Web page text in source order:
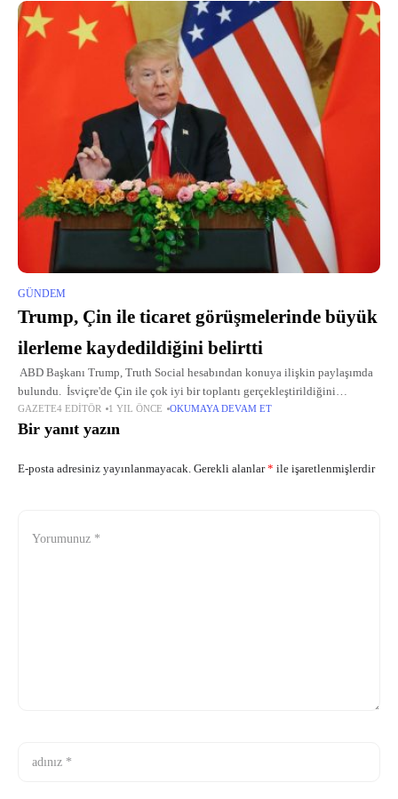
GÜNDEM
Trump, Çin ile ticaret görüşmelerinde büyük
ilerleme kaydedildiğini belirtti
ABD Başkanı Trump, Truth Social hesabından konuya ilişkin paylaşımda
bulundu. İsviçre'de Çin ile çok iyi bir toplantı gerçekleştirildiğini
kaydeden Trump, "Pek çok şey görüşüldü, birçok konuda mutabık kalındı.
GAZETE4 EDITÖR 1 YIL ÖNCE OKUMAYA DEVAM ET
Bir yanıt yazın
E-posta adresiniz yayınlanmayacak. Gerekli alanlar* ile işaretlenmişlerdir